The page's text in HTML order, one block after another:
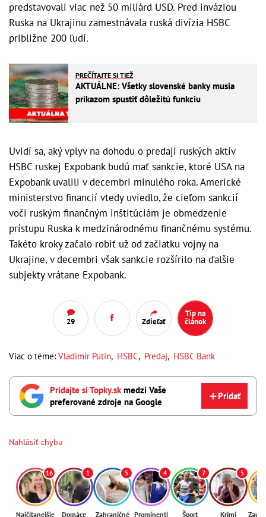
predstavovali viac než 50 miliárd USD. Pred inváziou
Ruska na Ukrajinu zamestnávala ruská divízia HSBC
približne 200 ľudí.
PREČÍTAJTE SI TIEŽ
AKTUÁLNE: Všetky slovenské banky musia
príkazom spustiť dôležitú funkciu
Uvidí sa, aký vplyv na dohodu o predaji ruských aktív
HSBC ruskej Expobank budú mať sankcie, ktoré USA na
Expobank uvalili v decembri minulého roka. Americké
ministerstvo financií vtedy uviedlo, že cieľom sankcií
voči ruským finančným inštitúciám je obmedzenie
prístupu Ruska k medzinárodnému finančnému systému.
Takéto kroky začalo robiť už od začiatku vojny na
Ukrajine, v decembri však sankcie rozšírilo na ďalšie
subjekty vrátane Expobank.
29 Zdieľať
Tip na
článok
Viac o téme: Vladimir Putin, HSBC, Predaj, HSBC Bank
Pridajte si Topky.skmedzi Vaše
preferované zdroje na Google
Pridať
Nahlásiť chybu
16
Najčítanejšie
1
Domáce
5
Zahraničné
4
Prominenti
7
Šport
5
Krimi